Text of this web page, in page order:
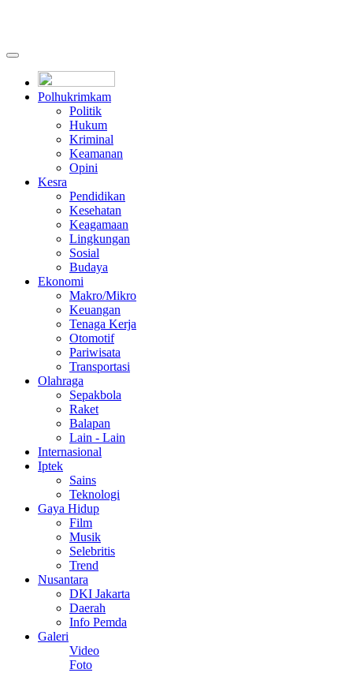
Polhukrimkam
Politik
Hukum
Kriminal
Keamanan
Opini
Kesra
Pendidikan
Kesehatan
Keagamaan
Lingkungan
Sosial
Budaya
Ekonomi
Makro/Mikro
Keuangan
Tenaga Kerja
Otomotif
Pariwisata
Transportasi
Olahraga
Sepakbola
Raket
Balapan
Lain - Lain
Internasional
Iptek
Sains
Teknologi
Gaya Hidup
Film
Musik
Selebritis
Trend
Nusantara
DKI Jakarta
Daerah
Info Pemda
Galeri
Video
Foto